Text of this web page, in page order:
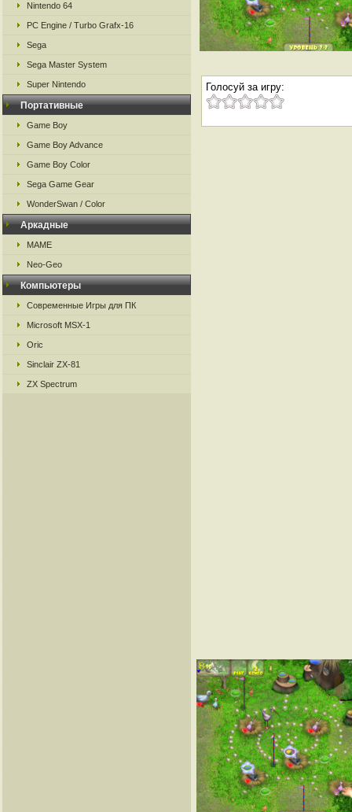
Nintendo 64
PC Engine / Turbo Grafx-16
Sega
Sega Master System
Super Nintendo
Портативные
Game Boy
Game Boy Advance
Game Boy Color
Sega Game Gear
WonderSwan / Color
Аркадные
MAME
Neo-Geo
Компьютеры
Современные Игры для ПК
Microsoft MSX-1
Oric
Sinclair ZX-81
ZX Spectrum
Голосуй за игру: